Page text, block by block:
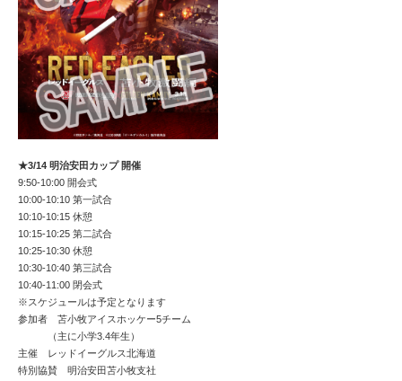
★3/14 明治安田カップ 開催
9:50-10:00 開会式
10:00-10:10 第一試合
10:10-10:15 休憩
10:15-10:25 第二試合
10:25-10:30 休憩
10:30-10:40 第三試合
10:40-11:00 閉会式
※スケジュールは予定となります
参加者 苫小牧アイスホッケー5チーム
（主に小学3.4年生）
主催 レッドイーグルス北海道
特別協賛 明治安田苫小牧支社